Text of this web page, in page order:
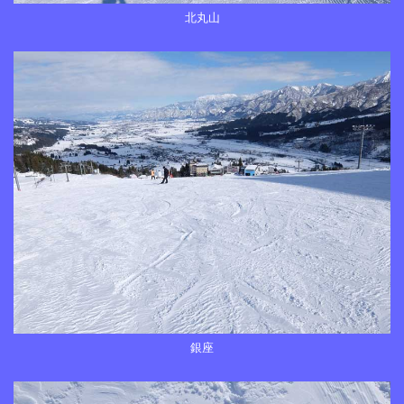
北丸山
銀座